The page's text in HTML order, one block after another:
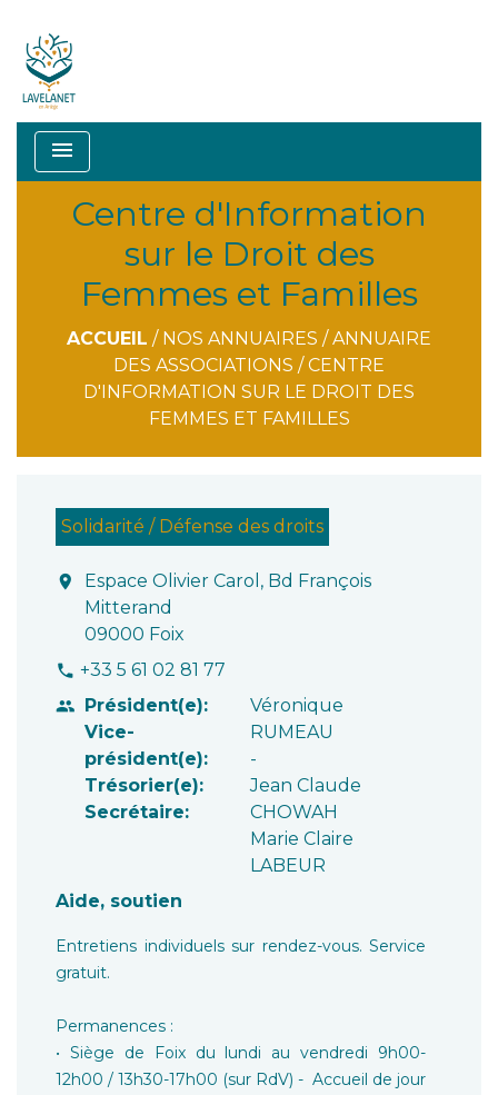
menu
Centre d'Information
sur le Droit des
Femmes et Familles
ACCUEIL / NOS ANNUAIRES /ANNUAIRE
DES ASSOCIATIONS /CENTRE
D'INFORMATION SUR LE DROIT DES
FEMMES ET FAMILLES
Solidarité / Défense des droits
location_on
Espace Olivier Carol, Bd François
Mitterand
09000 Foix
phone +33 5 61 02 81 77
people Président(e):
Vice-
président(e):
Trésorier(e):
Secrétaire:
Véronique
RUMEAU
-
Jean Claude
CHOWAH
Marie Claire
LABEUR
Aide, soutien
Entretiens individuels sur rendez-vous. Service
gratuit.
Permanences :
• Siège de Foix du lundi au vendredi 9h00-
12h00 / 13h30-17h00 (sur RdV) - Accueil de jour